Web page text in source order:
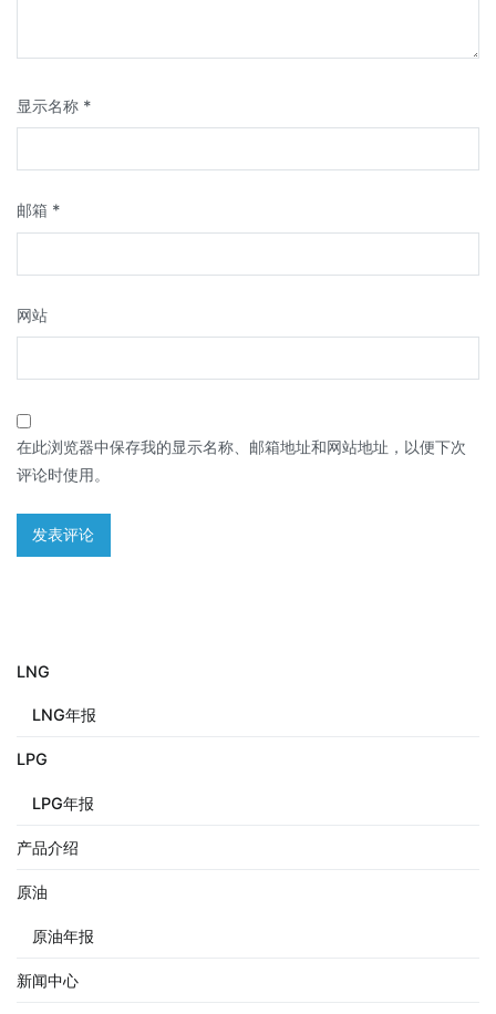
显示名称 *
邮箱 *
网站
在此浏览器中保存我的显示名称、邮箱地址和网站地址，以便下次
评论时使用。
LNG
LNG年报
LPG
LPG年报
产品介绍
原油
原油年报
新闻中心